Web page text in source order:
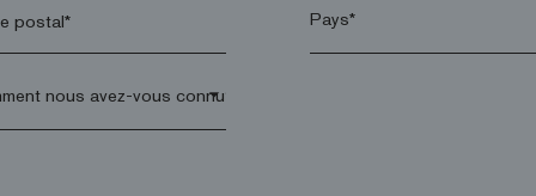
postal*
arrow_drop_down